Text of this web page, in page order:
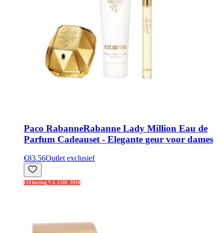
Paco RabanneRabanne Lady Million Eau de
Parfum Cadeauset - Elegante geur voor dames
€83.56Outlet exclusief
€10 korting V.A. €100: Z010